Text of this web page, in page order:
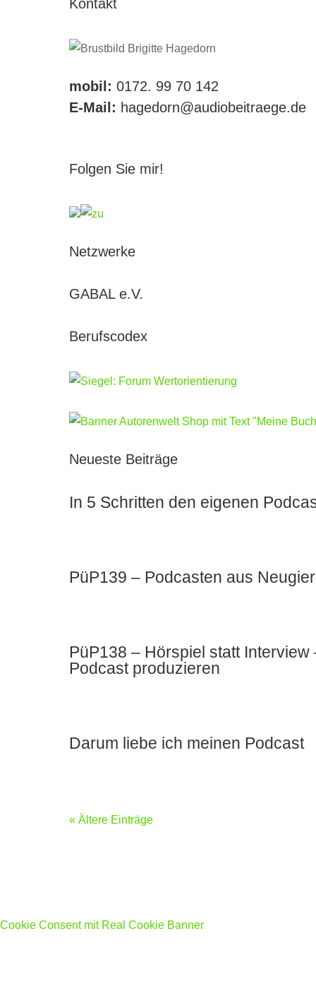
Kontakt
mobil: 0172. 99 70 142
E-Mail: hagedorn@audiobeitraege.de
Folgen Sie mir!
Netzwerke
GABAL e.V.
Berufscodex
Neueste Beiträge
In 5 Schritten den eigenen
PüP139 – Podcasten aus
PüP138 – Hörspiel statt
Podcast produzieren
Darum liebe ich meinen Podcast
« Ältere Einträge
Cookie Consent mit Real Cookie Banner